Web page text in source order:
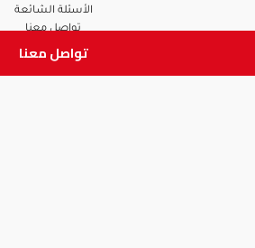
تواصل معنا
الأسئلة الشائعة
تواصل معنا